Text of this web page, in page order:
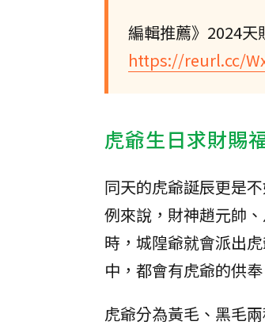
編輯推薦》2024天
https://reurl.cc/
虎爺生日求財賜
同天的虎爺誕辰更是
例來說，財神趙元帥
時，城隍爺就會派出
中，都會有虎爺的供奉
虎爺分為黃毛、黑毛